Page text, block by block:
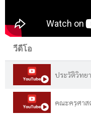
วีดีโอ
ประวัติวิทย
คณะครุศาส